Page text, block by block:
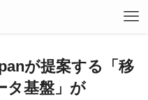
が提案する「移
タ基盤」が